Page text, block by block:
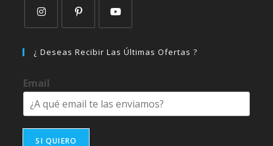
abre
una
nueva
pestaña
abre
abre
¿ Deseas Recibir Las Últimas Ofertas ?
Email
SI QUIERO